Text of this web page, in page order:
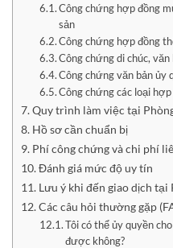
Công chứng hợp đồng
sản
Công chứng hợp đồng
Công chứng di chúc,
Công chứng văn bản ủy
Công chứng các loại
Quy trình làm việc tại
Hồ sơ cần chuẩn bị
Phí công chứng và chi phí
Đánh giá mức độ uy tín
Lưu ý khi đến giao dịch tại
Các câu hỏi thường gặp
Tôi có thể ủy quyền
được không?